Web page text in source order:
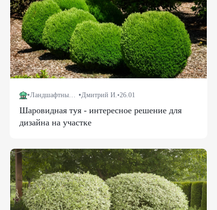
• Ландшафтный дизайн •Дмитрий И.•26.01
Шаровидная туя - интересное решение для
дизайна на участке